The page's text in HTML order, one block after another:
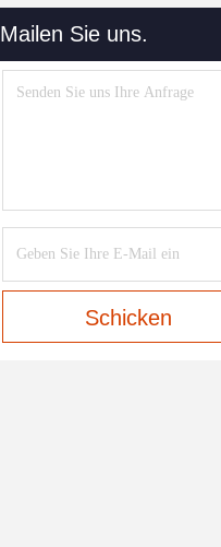
Mailen Sie uns.
Schicken